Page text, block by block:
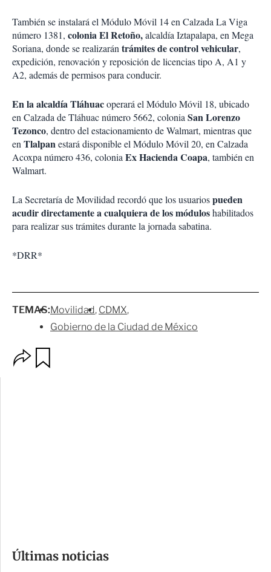
También se instalará el Módulo Móvil 14 en Calzada La Viga
número 1381, colonia El Retoño,alcaldía Iztapalapa, en Mega
Soriana, donde se realizarántrámites de control vehicular,
expedición, renovación y reposición de licencias tipo A, A1 y
A2, además de permisos para conducir.
En la alcaldía Tláhuacoperará el Módulo Móvil 18, ubicado
en Calzada de Tláhuac número 5662, coloniaSan Lorenzo
Tezonco, dentro del estacionamiento de Walmart, mientras que
enTlalpanestará disponible el Módulo Móvil 20, en Calzada
Acoxpa número 436, coloniaEx Hacienda Coapa, también en
Walmart.
La Secretaría de Movilidad recordó que los usuariospueden
acudir directamente a cualquiera de los móduloshabilitados
para realizar sus trámites durante la jornada sabatina.
*DRR*
TEMAS:Movilidad CDMX
Gobierno de la Ciudad de México
m
Últimas noticias